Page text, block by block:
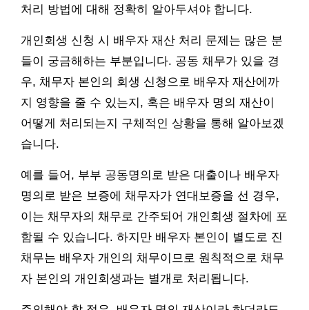
처리 방법에 대해 정확히 알아두셔야 합니다.
개인회생 신청 시 배우자 재산 처리 문제는 많은 분
들이 궁금해하는 부분입니다. 공동 채무가 있을 경
우, 채무자 본인의 회생 신청으로 배우자 재산에까
지 영향을 줄 수 있는지, 혹은 배우자 명의 재산이
어떻게 처리되는지 구체적인 상황을 통해 알아보겠
습니다.
예를 들어, 부부 공동명의로 받은 대출이나 배우자
명의로 받은 보증에 채무자가 연대보증을 선 경우,
이는 채무자의 채무로 간주되어 개인회생 절차에 포
함될 수 있습니다. 하지만 배우자 본인이 별도로 진
채무는 배우자 개인의 채무이므로 원칙적으로 채무
자 본인의 개인회생과는 별개로 처리됩니다.